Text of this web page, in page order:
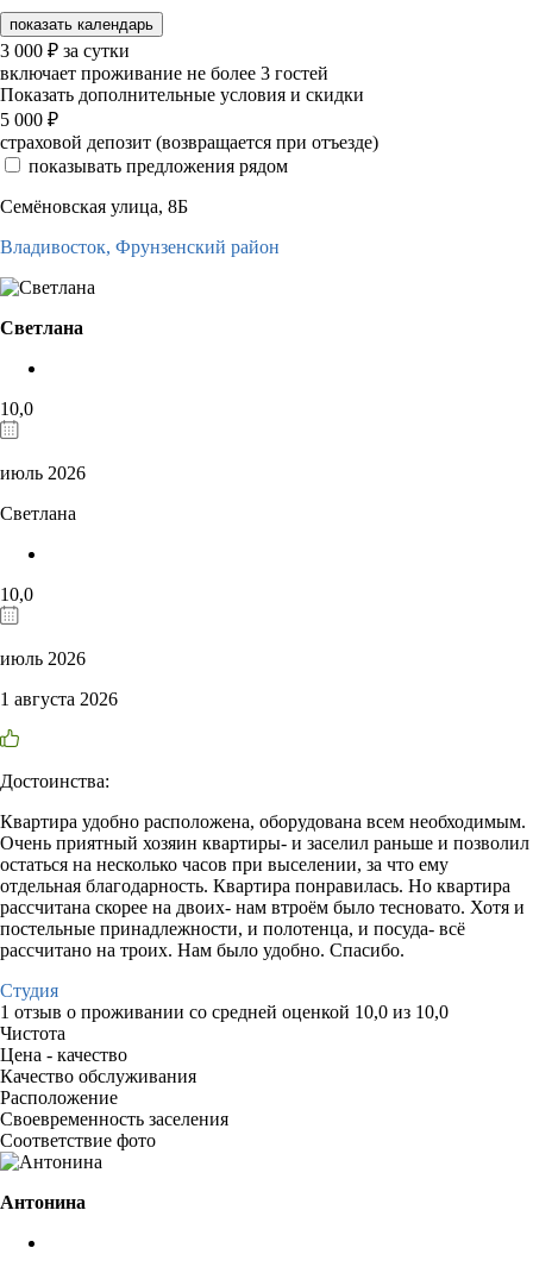
показать календарь
3 000 ₽ за сутки
включает проживание не более 3 гостей
Показать дополнительные условия и скидки
5 000 ₽
страховой депозит (возвращается при отъезде)
показывать предложения рядом
Семёновская улица, 8Б
Владивосток, Фрунзенский район
Светлана
10,0
июль 2026
Светлана
10,0
июль 2026
1 августа 2026
Достоинства:
Квартира удобно расположена, оборудована всем необходимым.
Очень приятный хозяин квартиры- и заселил раньше и позволил
остаться на несколько часов при выселении, за что ему
отдельная благодарность. Квартира понравилась. Но квартира
рассчитана скорее на двоих- нам втроём было тесновато. Хотя и
постельные принадлежности, и полотенца, и посуда- всё
рассчитано на троих. Нам было удобно. Спасибо.
Студия
1 отзыв о проживании со средней оценкой 10,0 из 10,0
Чистота
Цена - качество
Качество обслуживания
Расположение
Своевременность заселения
Соответствие фото
Антонина